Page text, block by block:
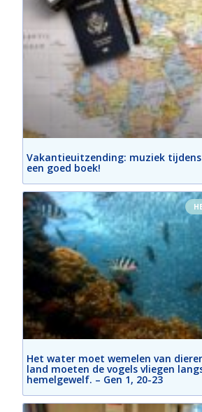
Vakantieuitzending: muziek
een goed boek!
Het water moet wemelen van
land moeten de vogels vliegen
hemelgewelf. – Gen 1, 20-23